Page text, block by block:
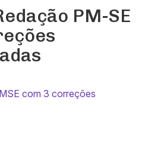
PM-SE
com 3 correções